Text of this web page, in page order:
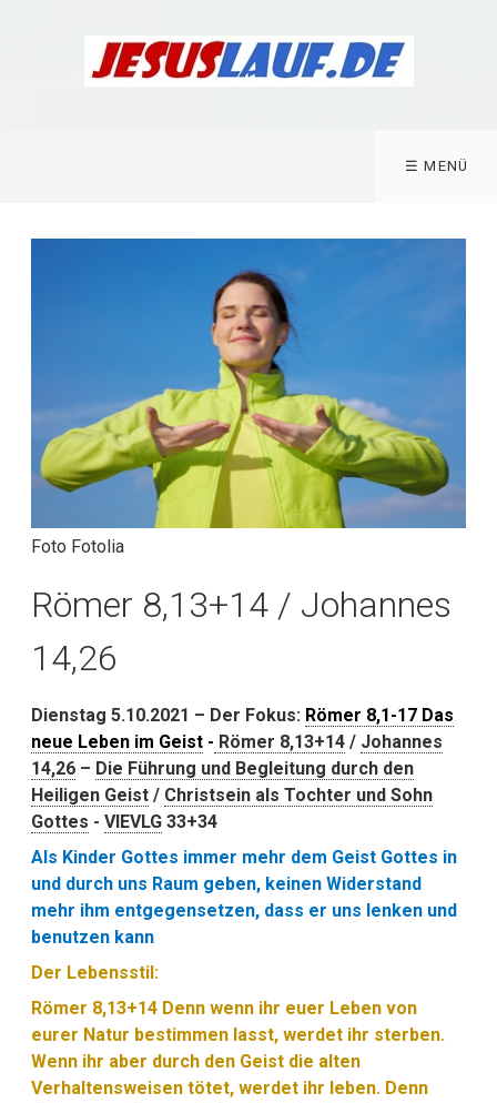
☰ MENÜ
Foto Fotolia
Römer 8,13+14 / Johannes
14,26
Dienstag 5.10.2021 – Der Fokus: Römer 8,1-17 Das
neue Leben im Geist - Römer 8,13+14 / Johannes
14,26 – Die Führung und Begleitung durch den
Heiligen Geist / Christsein als Tochter und Sohn
Gottes -VIEVLG 33+34
Als Kinder Gottes immer mehr dem Geist Gottes in
und durch uns Raum geben, keinen Widerstand
mehr ihm entgegensetzen, dass er uns lenken und
benutzen kann
Der Lebensstil:
Römer 8,13+14 Denn wenn ihr euer Leben von
eurer Natur bestimmen lasst, werdet ihr sterben.
Wenn ihr aber durch den Geist die alten
Verhaltensweisen tötet, werdet ihr leben. Denn